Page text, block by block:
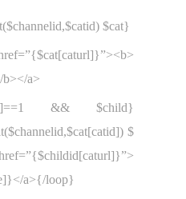
$cat}
a>
&& $child}
$
a>{/loop}